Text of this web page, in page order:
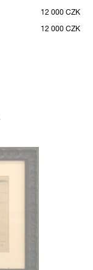
12 000 CZK
12 000 CZK